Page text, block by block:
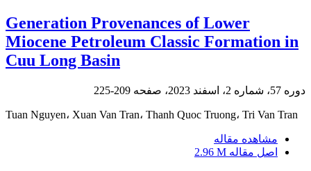
Generation Provenances of Lower
Miocene Petroleum Classic Formation in
Cuu Long Basin
دوره 57، شماره 2، اسفند 2023، صفحه 209-225
Tuan Nguyen، Xuan Van Tran، Thanh Quoc Truong، Tri Van Tran
مشاهده مقاله
اصل مقاله 2.96 M